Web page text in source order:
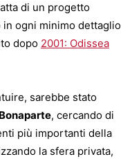
di un progetto
ogni minimo dettaglio
dopo 2001: Odissea
sarebbe stato
, cercando di
più importanti della
la sfera privata,